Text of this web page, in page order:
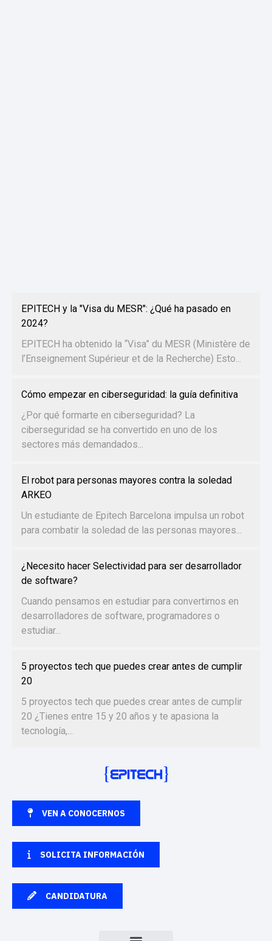
EPITECH y la "Visa du MESR": ¿Qué ha pasado en
2024?
EPITECH ha obtenido la “Visa” du MESR (Ministère de
l’Enseignement Supérieur et de la Recherche) Esto...
Cómo empezar en ciberseguridad: la guía definitiva
¿Por qué formarte en ciberseguridad? La
ciberseguridad se ha convertido en uno de los
sectores más demandados...
El robot para personas mayores contra la soledad
ARKEO
Un estudiante de Epitech Barcelona impulsa un robot
para combatir la soledad de las personas mayores...
¿Necesito hacer Selectividad para ser desarrollador
de software?
Cuando pensamos en estudiar para convertirnos en
desarrolladores de software, programadores o
estudiar...
5 proyectos tech que puedes crear antes de cumplir
20
5 proyectos tech que puedes crear antes de cumplir
20 ¿Tienes entre 15 y 20 años y te apasiona la
tecnología,...
VEN A CONOCERNOS
SOLICITA INFORMACIÓN
CANDIDATURA